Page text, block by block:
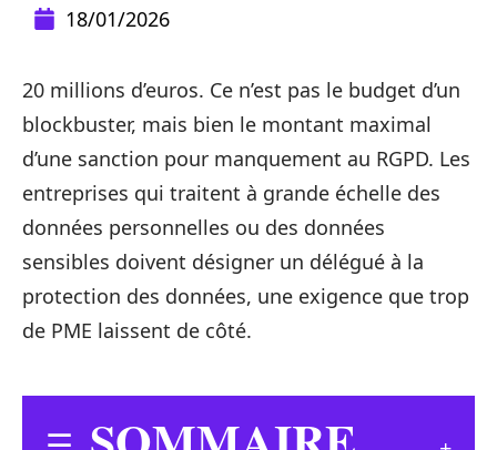
18/01/2026
20 millions d’euros. Ce n’est pas le budget d’un
blockbuster, mais bien le montant maximal
d’une sanction pour manquement au RGPD. Les
entreprises qui traitent à grande échelle des
données personnelles ou des données
sensibles doivent désigner un délégué à la
protection des données, une exigence que trop
de PME laissent de côté.